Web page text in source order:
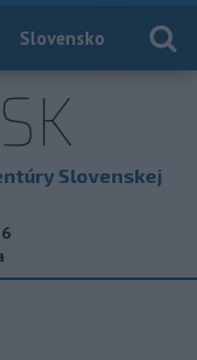
Slovensko
Slovenskej